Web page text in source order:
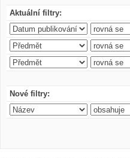
Aktuální filtry:
Nové filtry: